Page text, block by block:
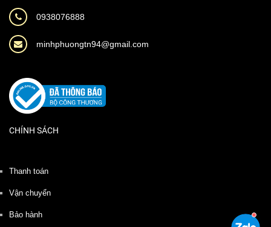
0938076888
minhphuongtn94@gmail.com
CHÍNH SÁCH
Thanh toán
Vận chuyển
Bảo hành